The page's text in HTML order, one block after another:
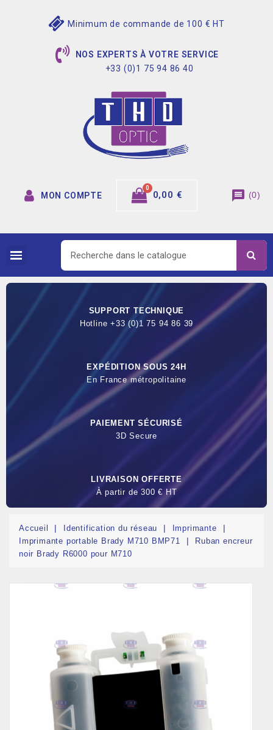
Minimum de commande de 100 € HT
NOS EXPERTS À VOTRE SERVICE
+33 (0)1 75 94 86 40
MON COMPTE 0,00 € message (0)
SUPPORT TECHNIQUE
Hotline +33 (0)1 75 94 86 39
EXPÉDITION SOUS 24H
En France métropolitaine
PAIEMENT SÉCURISÉ
3D Secure
LIVRAISON OFFERTE
À partir de 300 € HT
Accueil Identification du réseau
Imprimante
Imprimante portable Brady M710 BMP71
Ruban encreur
noir Brady R6000 pour M710